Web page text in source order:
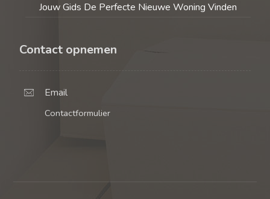
Jouw Gids De Perfecte Nieuwe Woning Vinden
Contact opnemen
Email
Contactformulier